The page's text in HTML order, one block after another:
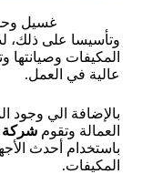
غسيل
وتأسيسا على ذلك،
المكيفات وصيانتها
عالية في العمل.
بالإضافة الي
العمالة وتقوم شركة
باستخدام أحدث
المكيفات.